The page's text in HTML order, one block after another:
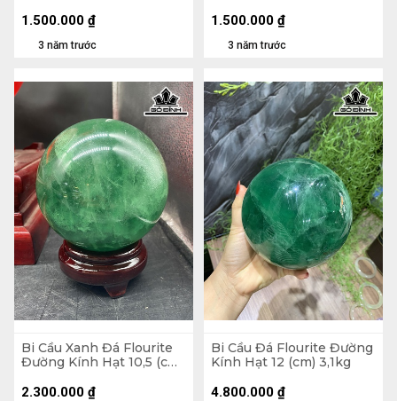
3 năm trước
1.500.000 ₫
3 năm trước
1.500.000 ₫
Bi Cầu Xanh Đá Flourite
Đường Kính Hạt 10,5 (cm)
2.300.000 ₫
Bi Cầu Đá Flourite Đường
Kính Hạt 12 (cm) 3,1kg
4.800.000 ₫